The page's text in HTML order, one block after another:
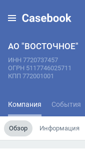
АО "ВОСТОЧНОЕ"
ИНН 7720737457
ОГРН 5117746025711
КПП 772001001
Компания События
Обзор Информация